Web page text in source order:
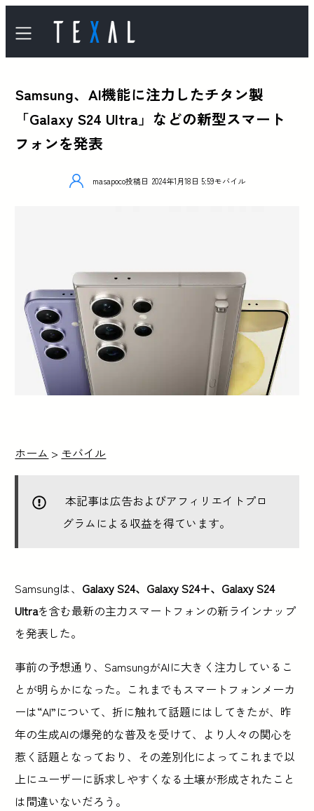
Samsung、AI機能に注力したチタン製
「Galaxy S24 Ultra」などの新型スマート
フォンを発表
masapoco投稿日 2024年1月18日 5:59モバイル
ホーム > モバイル
本記事は広告およびアフィリエイトプロ
グラムによる収益を得ています。
Samsungは、 Galaxy S24、Galaxy S24+、Galaxy S24
Ultraを含む最新の主力スマートフォンの新ラインナップ
を発表した。
事前の予想通り、SamsungがAIに大きく注力しているこ
とが明らかになった。これまでもスマートフォンメーカ
ーは“AI”について、折に触れて話題にはしてきたが、昨
年の生成AIの爆発的な普及を受けて、より人々の関心を
惹く話題となっており、その差別化によってこれまで以
上にユーザーに訴求しやすくなる土壌が形成されたこと
は間違いないだろう。